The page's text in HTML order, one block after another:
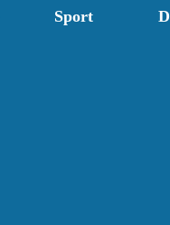
Sport